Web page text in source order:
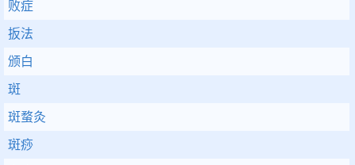
败症
扳法
颁白
斑
斑蝥灸
斑痧